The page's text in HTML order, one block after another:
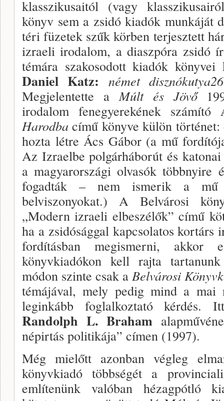
klasszikusaitól (vagy
könyv sem a zsidó kiadók munkáját
téri füzetek szűk kör­ben terjesztett
izraeli irodalom, a diaszpóra zsidó
té­mára szakosodott kiadók
Daniel Katz: német disznókutya26
Megjelentette a Múlt és Jövő
irodalom fenegyerekének számító
Harodba című könyve kü­lön történet:
hozta létre Ács Gábor (a mű
Az Izra­elbe polgárháborút és
a magyarországi olvasók többnyire
fogadták – nem ismerik a mű
belviszonyokat.) A Belvárosi
„Modern izraeli elbeszélők” című
ha a zsi­dósággal kapcsolatos kortárs
fordításban megis­merni, akkor
könyvkiadókon kell rajta
módon szinte csak a Belvárosi
témájával, mely pedig mind a mai
leginkább foglalkoztató kérdés.
Randolph L. Braham
népirtás politikája” címen (1997).
Még mielőtt azonban végleg
könyvkiadó többségét a
említenünk valóban hézagpót­ló